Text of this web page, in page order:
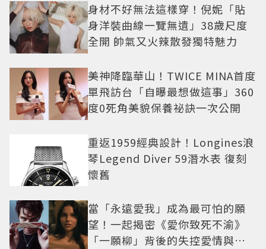
身材不好無法這樣穿！倪妮「貼
身洋裝曲線一覽無遺」38歲尺度
全開 帥氣又火辣散發獨特魅力
美神降臨華山！TWICE MINA首度
單飛訪台「自曝最想做這事」360
度0死角美貌保養祕訣一次公開
重返1959經典設計！Longines浪
琴Legend Diver 59潛水表 復刻
懷舊
當「永遠愛我」成為最可怕的願
望！一起揭密《愛你致死不渝》
「一願柳」背後的失控愛情與爆